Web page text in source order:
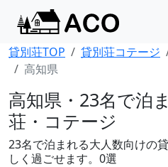
貸別荘TOP 貸別荘コテージ
高知県
高知県・23名で泊
荘・コテージ
23名で泊まれる大人数向けの
しく過ごせます。0選